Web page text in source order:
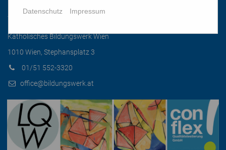
Katholisches Bildungswerk Wien
1010 Wien, Stephansplatz 3
01/51 552-3320
office@bildungswerk.at
Datenschutz Impressum